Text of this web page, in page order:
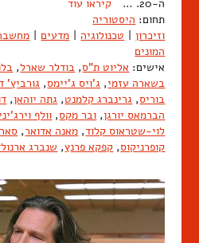
ה-20. …
קיראו עוד
תחום: היסטוריה
וזיכרון | טכנולוגיה | מדעים |
המונים
אישים: אליוט ת"ס, בודלר שארל,
בשארה עזמי, ג'ויס ג'יימס, גורביץ'
בוריס, גרינברג קלמנט, גתה יוהאן,
הברמאס יורגן, ובר מקס, וולף
לוי-שטראוס קלוד, מאנה אדואר,
קופרניקוס, קפקא פרנץ, שנברג